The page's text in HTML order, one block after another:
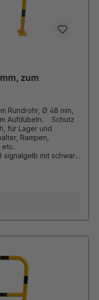
zum
Rundrohr, Ø 48 mm,
Schutz
für Lager und
Rampen,
etc.
signalgelb mit schwarz